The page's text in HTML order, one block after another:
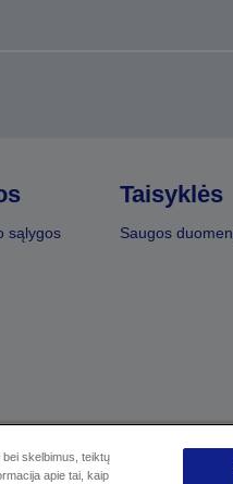
sąlygos
Taisyklės
Saugos
skelbimus, teiktų
apie tai, kaip